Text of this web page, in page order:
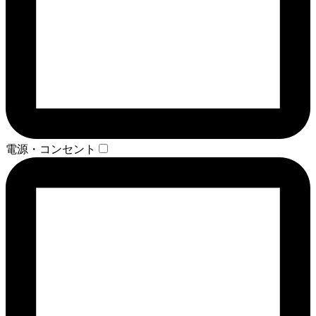
電源・コンセント